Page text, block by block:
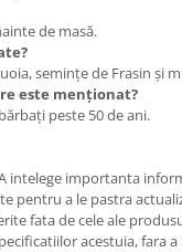
de masă.
semințe de Frasin și
este menționat?
peste 50 de ani.
intelege importanta
pentru a le pastra
fata de cele ale
acestuia, fara